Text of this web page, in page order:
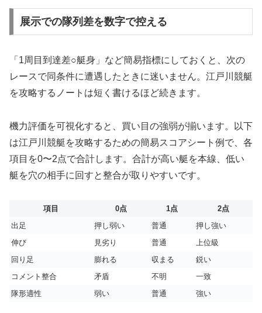
展示での隊列差を数字で控える
「1周目到達差○艇身」など簡易指標にしておくと、次の
レースで同条件に遭遇したときに迷いません。江戸川競艇
を攻略するノートは短く書けるほど続きます。
機力評価を可視化すると、買い目の強弱が揃います。以下
は江戸川競艇を攻略するための簡易スコアシート例で、各
項目を0〜2点で合計します。合計が高い艇を本線、低い
艇を穴の相手に回すと整合が取りやすいです。
項目 0点 1点
2点
出足
押し弱い 普通
押し強い
伸び
見劣り 普通
上位級
回り足
膨れる 収まる
鋭い
コメント整合
矛盾 不明
一致
隊形適性
弱い 普通 強い